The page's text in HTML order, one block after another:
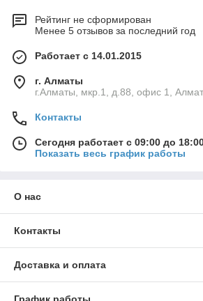
Рейтинг не сформирован
Менее 5 отзывов за последний год
Работает с 14.01.2015
г. Алматы
г.Алматы, мкр.1, д.88, офис 1,
Контакты
Сегодня работает с 09:00 до
Показать весь график работы
О нас
Контакты
Доставка и оплата